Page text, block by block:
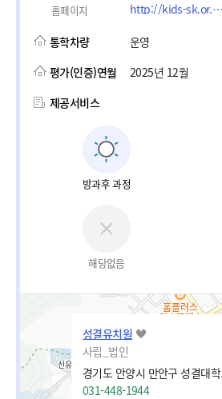
홈페이지 http://kids-sk.or.kr/
통학차량
운영
평가(인증)연월
2025년 12월
제공서비스
방과후 과정
해당없음
성결유치원
사립_법인
경기도 안양시 만안구 성결대
031-448-1944